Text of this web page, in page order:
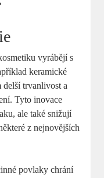
‍vyrábějí s
keramické
​delší trvanlivost a
Tyto inovace
ale také snižují
z nejnovějších
povlaky‌ chrání⁢